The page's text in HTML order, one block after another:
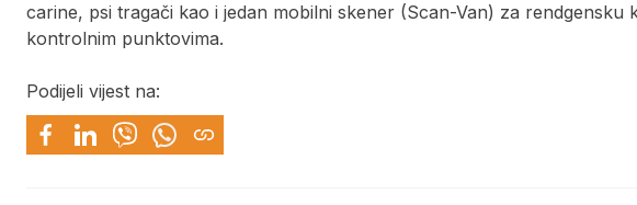
carine, psi tragači kao i jedan mobilni skener (Scan-Van) za rendgensku
kontrolnim punktovima.
Podijeli vijest na: